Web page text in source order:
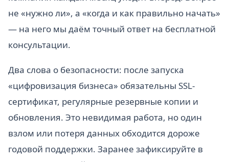
не «нужно ли», а «когда и как правильно начать»
— на него мы даём точный ответ на бесплатной
консультации.
Два слова о безопасности: после запуска
«цифровизация бизнеса» обязательны SSL-
сертификат, регулярные резервные копии и
обновления. Это невидимая работа, но один
взлом или потеря данных обходится дороже
годовой поддержки. Заранее зафиксируйте в